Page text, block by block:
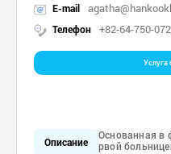
E-mail
Телефон +82-64-750-
Услуга
Описание
Основанная в
рвой